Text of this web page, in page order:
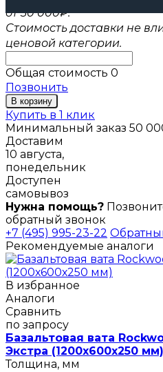
от 30 000₽.
Стоимость доставки не
ценовой категории.
Общая стоимость 0
Позвонить
В корзину
Купить в 1 клик
Минимальный заказ 50
Доставим
10 августа,
понедельник
Доступен
самовывоз
Нужна помощь?
обратный звонок
+7 (495) 995-23-22
Рекомендуемые аналоги
В избранное
Аналоги
Сравнить
по запросу
Базальтовая вата
Экстра (1200х600х250 мм)
Толщина, мм